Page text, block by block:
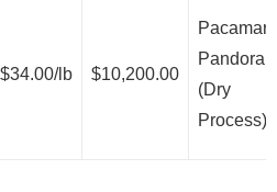
$34.00/lb $10,200.00
Pacamara
Pandora
(Dry
Process)